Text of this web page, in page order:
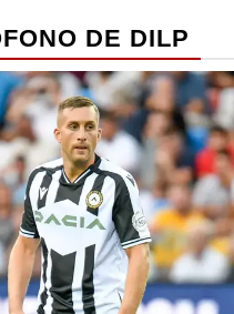
DE DILP